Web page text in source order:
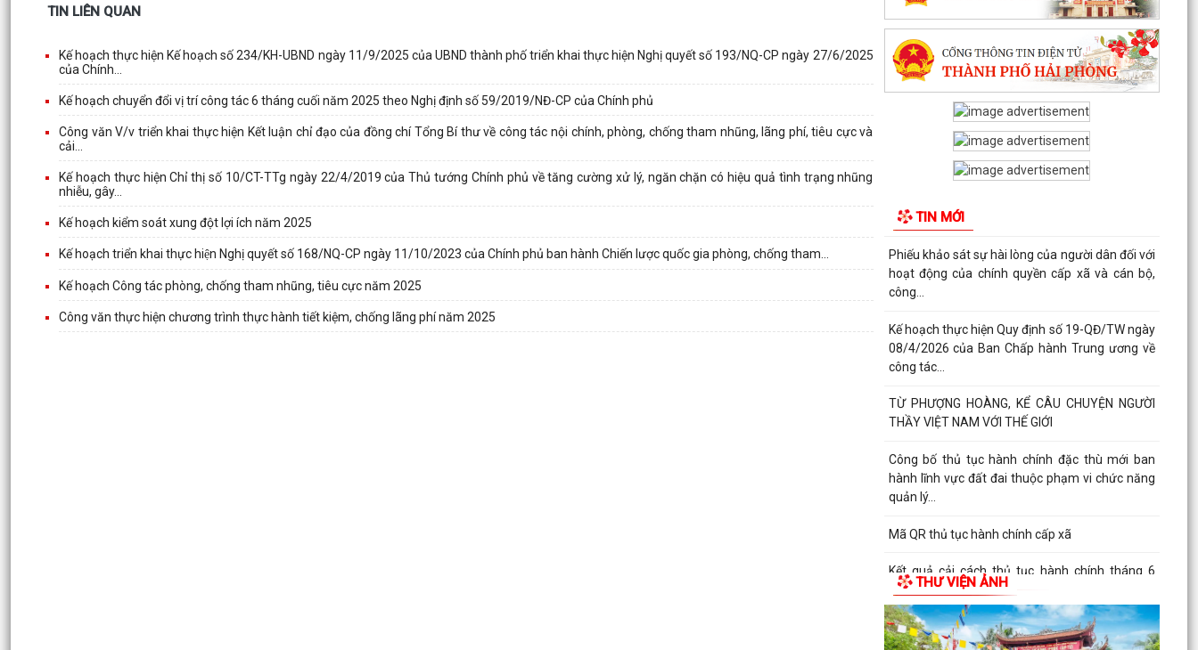
TIN LIÊN QUAN
Kế hoạch thực hiện Kế hoạch số 234/KH-UBND ngày 11/9/2025 của UBND thành phố triển khai thực hiện Nghị quyết số 193/NQ-CP ngày 27/6/2025
của Chính...
Kế hoạch chuyển đổi vị trí công tác 6 tháng cuối năm 2025 theo Nghị định số 59/2019/NĐ-CP của Chính phủ
Công văn V/v triển khai thực hiện Kết luận chỉ đạo của đồng chí Tổng Bí thư về công tác nội chính, phòng, chống tham nhũng, lãng phí, tiêu cực và
cải...
Kế hoạch thực hiện Chỉ thị số 10/CT-TTg ngày 22/4/2019 của Thủ tướng Chính phủ về tăng cường xử lý, ngăn chặn có hiệu quả tình trạng nhũng
nhiễu, gây...
Kế hoạch kiểm soát xung đột lợi ích năm 2025
Kế hoạch triển khai thực hiện Nghị quyết số 168/NQ-CP ngày 11/10/2023 của Chính phủ ban hành Chiến lược quốc gia phòng, chống tham...
Kế hoạch Công tác phòng, chống tham nhũng, tiêu cực năm 2025
Công văn thực hiện chương trình thực hành tiết kiệm, chống lãng phí năm 2025
TIN MỚI
PHƯỜNG CHU VĂN AN TỔ CHỨC ĐỐI THOẠI VỚI
CÁC HỘ DÂN LIÊN QUAN ĐẾN DỰ ÁN KHU DU
LỊCH, DỊCH VỤ VÀ DÂN...
PHƯỜNG CHU VĂN AN TỔ CHỨC ĐỐI THOẠI VỀ
PHƯƠNG ÁN BỒI THƯỜNG, HỖ TRỢ GIẢI PHÓNG
MẶT BẰNG DỰ ÁN KHU...
THÔNG BÁO Niêm yết công khai kết quả rà soát
thoát...
Phiếu khảo sát sự hài lòng của người dân đối với
hoạt động của chính quyền cấp xã và cán bộ,
công...
Kế hoạch thực hiện Quy định số 19-QĐ/TW ngày
08/4/2026 của Ban Chấp hành Trung ương về
công tác...
TỪ PHƯỢNG HOÀNG, KỂ CÂU CHUYỆN NGƯỜI
THẦY VIỆT NAM VỚI THẾ GIỚI
Công bố thủ tục hành chính đặc thù mới ban
hành lĩnh vực đất đai thuộc phạm vi chức năng
quản lý...
Mã QR thủ tục hành chính cấp xã
Kết quả cải cách thủ tục hành chính tháng 6
năm 2026
BAN CHẤP HÀNH ĐẢNG BỘ PHƯỜNG CHU VĂN
AN TỔ CHỨC HỘI NGHỊ LẦN THỨ MƯỜI (MỞ
THƯ VIỆN ẢNH